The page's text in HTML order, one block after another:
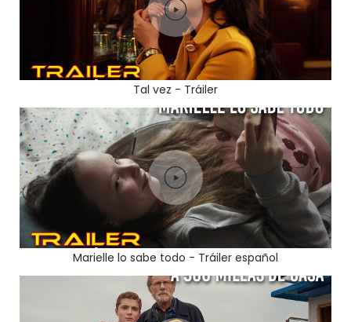
Tal vez - Tráiler
Marielle lo sabe todo - Tráiler español